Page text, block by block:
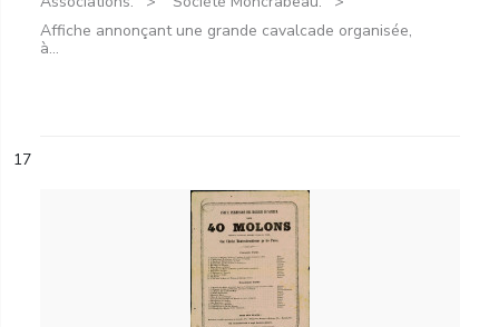
Affiche annonçant une grande cavalcade organisée,
à...
17